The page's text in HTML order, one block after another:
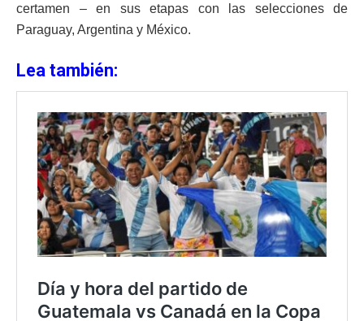
certamen – en sus etapas con las selecciones de
Paraguay, Argentina y México.
Lea también: